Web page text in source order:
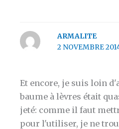
ARMALITE
2 NOVEMBRE
Et encore, je suis loin
baume à lèvres était
jeté: comme il faut
pour l'utiliser, je ne